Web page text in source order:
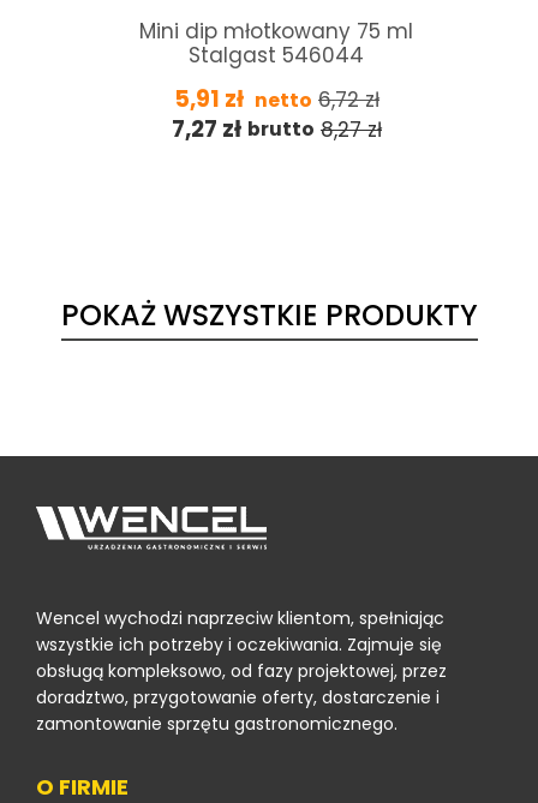
Mini dip młotkowany 75 ml
Stalgast 546044
5,91 zł netto 6,72zł
7,27 zł brutto 8,27zł
POKAŻ WSZYSTKIE PRODUKTY
Wencel wychodzi naprzeciw klientom, spełniając
wszystkie ich potrzeby i oczekiwania. Zajmuje się
obsługą kompleksowo, od fazy projektowej, przez
doradztwo, przygotowanie oferty, dostarczenie i
zamontowanie sprzętu gastronomicznego.
O FIRMIE